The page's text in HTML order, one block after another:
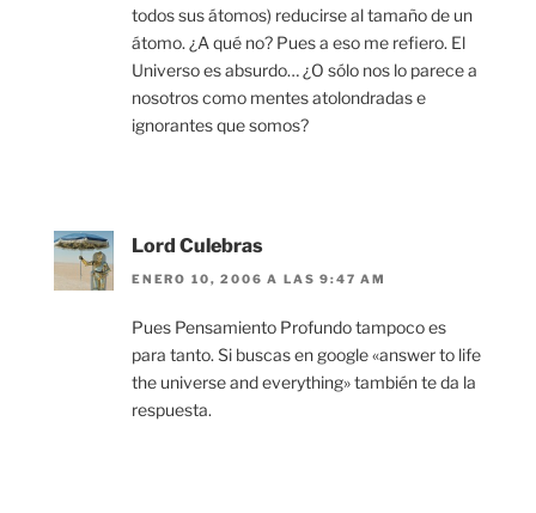
todos sus átomos) reducirse al tamaño de un
átomo. ¿A qué no? Pues a eso me refiero. El
Universo es absurdo… ¿O sólo nos lo parece a
nosotros como mentes atolondradas e
ignorantes que somos?
Lord Culebras
ENERO 10, 2006 A LAS 9:47 AM
Pues Pensamiento Profundo tampoco es
para tanto. Si buscas en google «answer to life
the universe and everything» también te da la
respuesta.